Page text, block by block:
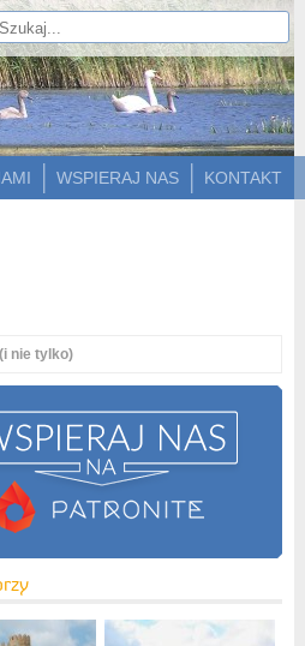
KONTAKT
WSPIERAJ NAS
nie tylko)